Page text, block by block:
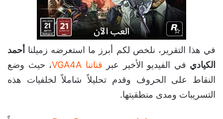
في هذا التقرير، نلخص لكم أبرز ما استعرضه زميلنا أحمد
الكيادي في الفيديو الأخير عبر قناتنا VGA4A
، حيث وضع
النقاط على الحروف وقدم تحليلاً شاملاً لخلفيات هذه
التسريبات ومدى منطقيتها.